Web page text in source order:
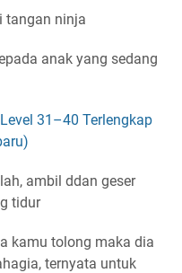
tangan ninja
anak yang sedang
31–40 Terlengkap
ambil ddan geser
tidur
kamu tolong maka dia
ternyata untuk